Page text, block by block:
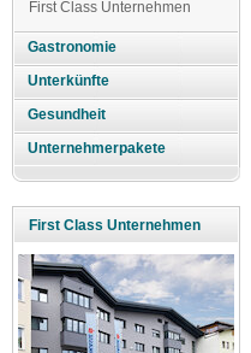
First Class Unternehmen
Gastronomie
Unterkünfte
Gesundheit
Unternehmerpakete
First Class Unternehmen